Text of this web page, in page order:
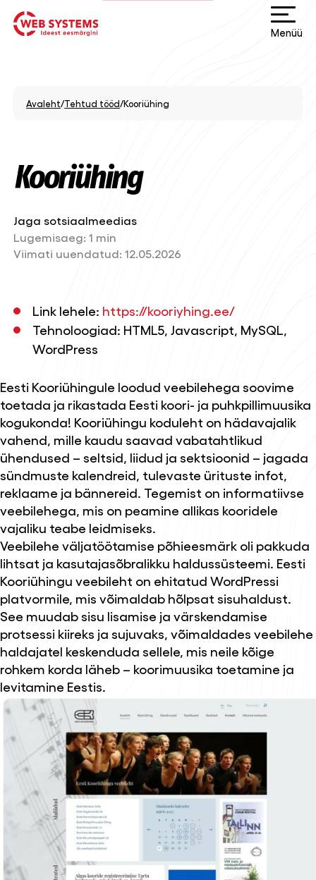
Menüü
Avaleht/Tehtud tööd/Kooriühing
Kooriühing
Lugemisaeg: 1 min
Viimati uuendatud: 12.05.2026
Jaga sotsiaalmeedias
Link lehele: https://kooriyhing.ee/
Tehnoloogiad: HTML5, Javascript, MySQL,
WordPress
Eesti Kooriühingule loodud veebilehega soovime
toetada ja rikastada Eesti koori- ja puhkpillimuusika
kogukonda! Kooriühingu koduleht on hädavajalik
vahend, mille kaudu saavad vabatahtlikud
ühendused – seltsid, liidud ja sektsioonid – jagada
sündmuste kalendreid, tulevaste ürituste infot,
reklaame ja bännereid. Tegemist on informatiivse
veebilehega, mis on peamine allikas kooridele
vajaliku teabe leidmiseks.
Veebilehe väljatöötamise põhieesmärk oli pakkuda
lihtsat ja kasutajasõbralikku haldussüsteemi. Eesti
Kooriühingu veebileht on ehitatud WordPressi
platvormile, mis võimaldab hõlpsat sisuhaldust.
See muudab sisu lisamise ja värskendamise
protsessi kiireks ja sujuvaks, võimaldades veebilehe
haldajatel keskenduda sellele, mis neile kõige
rohkem korda läheb – koorimuusika toetamine ja
levitamine Eestis.